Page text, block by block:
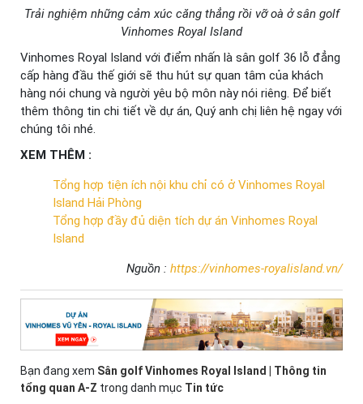
Trải nghiệm những cảm xúc căng thẳng rồi vỡ oà ở sân golf
Vinhomes Royal Island
Vinhomes Royal Island với điểm nhấn là sân golf 36 lỗ đẳng
cấp hàng đầu thế giới sẽ thu hút sự quan tâm của khách
hàng nói chung và người yêu bộ môn này nói riêng. Để biết
thêm thông tin chi tiết về dự án, Quý anh chị liên hệ ngay với
chúng tôi nhé.
XEM THÊM :
Tổng hợp tiện ích nội khu chỉ có ở Vinhomes Royal
Island Hải Phòng
Tổng hợp đầy đủ diện tích dự án Vinhomes Royal
Island
Nguồn : https://vinhomes-royalisland.vn/
Bạn đang xem Sân golf Vinhomes Royal Island | Thông tin
tổng quan A-Z trong danh mục Tin tức